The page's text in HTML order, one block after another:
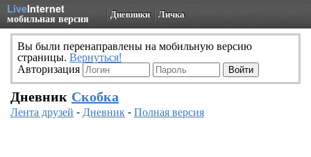
LiveInternet
мобильная версия Дневники Личка
Вы были перенаправлены на мобильную версию
страницы. Вернуться!
Авторизация
Дневник Скобка
Лента друзей -Дневник-Полная версия